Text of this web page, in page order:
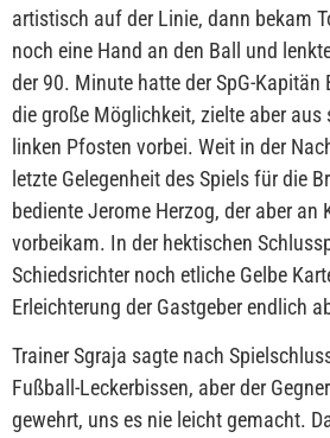
artistisch auf der Linie, dann bekam
noch eine Hand an den Ball und
der 90. Minute hatte der SpG-
die große Möglichkeit, zielte aber aus
linken Pfosten vorbei. Weit in der
letzte Gelegenheit des Spiels für die
bediente Jerome Herzog, der aber an
vorbeikam. In der hektischen
Schiedsrichter noch etliche Gelbe
Erleichterung der Gastgeber endlich
Trainer Sgraja sagte nach
Fußball-Leckerbissen, aber der
gewehrt, uns es nie leicht gemacht.